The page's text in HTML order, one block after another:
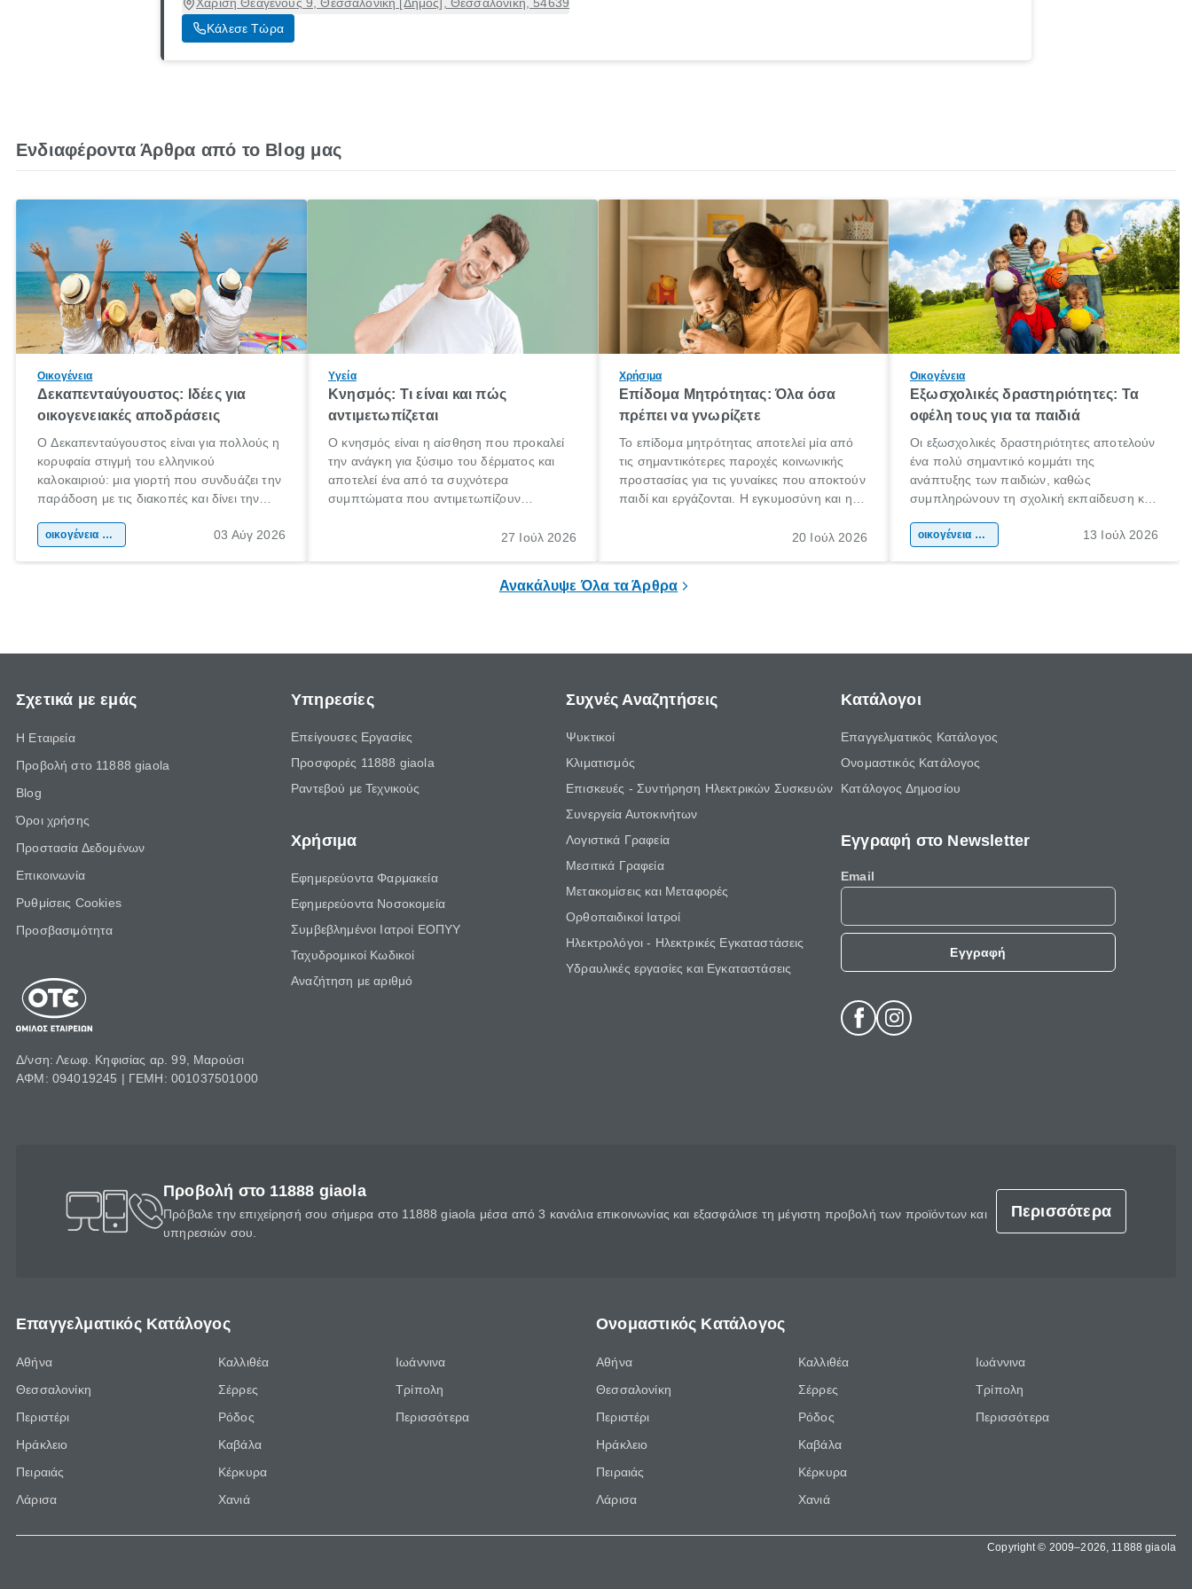
Κάλεσε Τώρα
Ενδιαφέροντα Άρθρα από το Blog μας
Οικογένεια
Δεκαπενταύγουστος: Ιδέες για
οικογενειακές αποδράσεις
Ο Δεκαπενταύγουστος είναι για πολλούς η
κορυφαία στιγμή του ελληνικού
καλοκαιριού: μια γιορτή που συνδυάζει την
παράδοση με τις διακοπές και δίνει την
χώρας. Είτε πρόκειται για λίγες μέρες
οικογένεια & παιδί 03 Αύγ 2026
Υγεία
Κνησμός: Τι είναι και πώς
αντιμετωπίζεται
Ο κνησμός είναι η αίσθηση που προκαλεί
την ανάγκη για ξύσιμο του δέρματος και
αποτελεί ένα από τα συχνότερα
συμπτώματα που αντιμετωπίζουν
πληροφορίες για το «κνησμός τι είναι»,
27 Ιούλ 2026
Χρήσιμα
Επίδομα Μητρότητας: Όλα όσα
πρέπει να γνωρίζετε
Το επίδομα μητρότητας αποτελεί μία από
τις σημαντικότερες παροχές κοινωνικής
προστασίας για τις γυναίκες που αποκτούν
παιδί και εργάζονται. Η εγκυμοσύνη και η
σημαντική περίοδος στη ζωή κάθε20 Ιούλ 2026
Οικογένεια
Εξωσχολικές δραστηριότητες: Τα
οφέλη τους για τα παιδιά
Οι εξωσχολικές δραστηριότητες αποτελούν
ένα πολύ σημαντικό κομμάτι της
ανάπτυξης των παιδιών, καθώς
συμπληρώνουν τη σχολική εκπαίδευση και
της προσωπικότητας, της κοινωνικότητας
οικογένεια & παιδί 13 Ιούλ 2026
Ανακάλυψε Όλα τα Άρθρα
Σχετικά με εμάς
Η Εταιρεία
Προβολή στο 11888 giaola
Blog
Όροι χρήσης
Προστασία Δεδομένων
Επικοινωνία
Ρυθμίσεις Cookies
Προσβασιμότητα
Δ/νση: Λεωφ. Κηφισίας αρ. 99, Μαρούσι
ΑΦΜ: 094019245 | ΓΕΜΗ: 001037501000
Υπηρεσίες
Επείγουσες Εργασίες
Προσφορές 11888 giaola
Ραντεβού με Τεχνικούς
Χρήσιμα
Εφημερεύοντα Φαρμακεία
Εφημερεύοντα Νοσοκομεία
Συμβεβλημένοι Ιατροί ΕΟΠΥΥ
Ταχυδρομικοί Κωδικοί
Αναζήτηση με αριθμό
Συχνές Αναζητήσεις
Ψυκτικοί
Κλιματισμός
Επισκευές - Συντήρηση Ηλεκτρικών Συσκευών
Συνεργεία Αυτοκινήτων
Λογιστικά Γραφεία
Μεσιτικά Γραφεία
Μετακομίσεις και Μεταφορές
Ορθοπαιδικοί Ιατροί
Ηλεκτρολόγοι - Ηλεκτρικές Εγκαταστάσεις
Υδραυλικές εργασίες και Εγκαταστάσεις
Κατάλογοι
Επαγγελματικός Κατάλογος
Ονομαστικός Κατάλογος
Κατάλογος Δημοσίου
Εγγραφή στο Newsletter
Email
Εγγραφή
Προβολή στο 11888 giaola
Πρόβαλε την επιχείρησή σου σήμερα στο 11888 giaola μέσα από 3 κανάλια επικοινωνίας και εξασφάλισε τη μέγιστη προβολή των προϊόντων και
υπηρεσιών σου.
Περισσότερα
Επαγγελματικός Κατάλογος
Αθήνα
Θεσσαλονίκη
Περιστέρι
Ηράκλειο
Πειραιάς
Λάρισα
Καλλιθέα
Σέρρες
Ρόδος
Καβάλα
Κέρκυρα
Χανιά
Ιωάννινα
Τρίπολη
Περισσότερα
Ονομαστικός Κατάλογος
Αθήνα
Θεσσαλονίκη
Περιστέρι
Ηράκλειο
Πειραιάς
Λάρισα
Καλλιθέα
Σέρρες
Ρόδος
Καβάλα
Κέρκυρα
Χανιά
Ιωάννινα
Τρίπολη
Περισσότερα
Copyright © 2009–2026, 11888 giaola